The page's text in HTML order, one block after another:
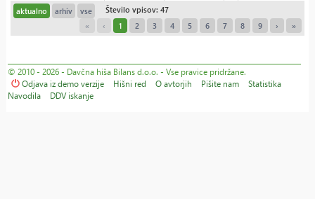
aktualno arhiv vse
Število vpisov: 47
«
‹ 1 2 3 4 5 6 7 8 9 › »
© 2010 - 2026 - Davčna hiša Bilans d.o.o. - Vse pravice pridržane.
Odjava iz demo verzije
Hišni red O avtorjih Pišite nam
Statistika
Navodila
DDV iskanje